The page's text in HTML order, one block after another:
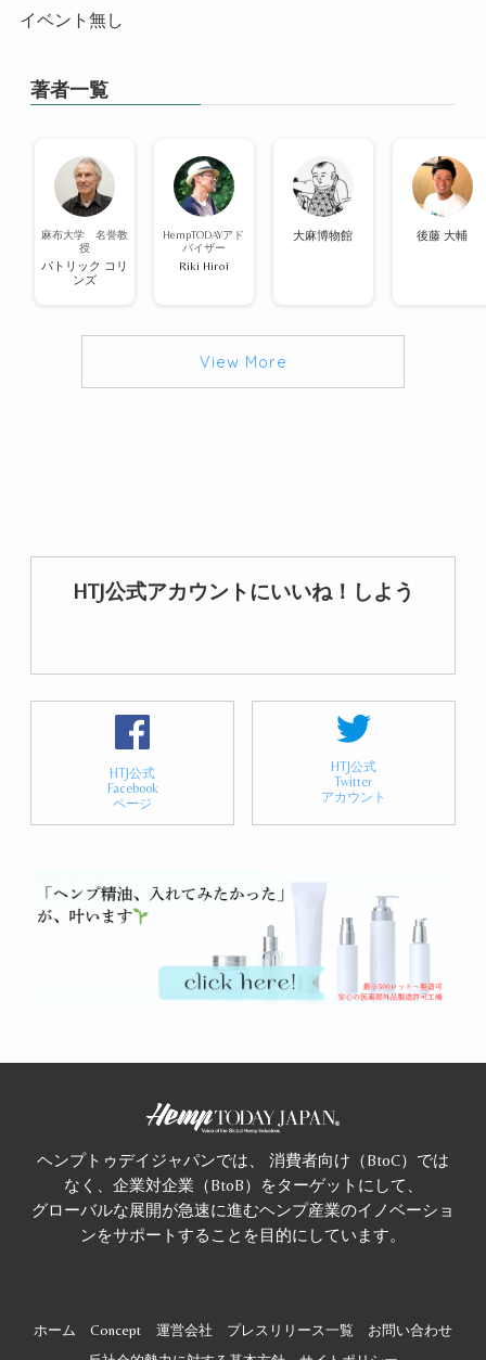
イベント無し
著者一覧
麻布大学 名誉教
授
パトリック コリ
ンズ
HempTODAYアド
バイザー
Riki Hiroi
大麻博物館 後藤 大輔
View More
HTJ公式アカウントにいいね！しよう
HTJ公式
Facebook
ページ
HTJ公式
Twitter
アカウント
ヘンプトゥデイジャパンでは、 消費者向け（BtoC）では
なく、企業対企業（BtoB）をターゲットにして、
グローバルな展開が急速に進むヘンプ産業のイノベーショ
ンをサポートすることを目的にしています。
ホーム Concept 運営会社 プレスリリース一覧
お問い合わせ